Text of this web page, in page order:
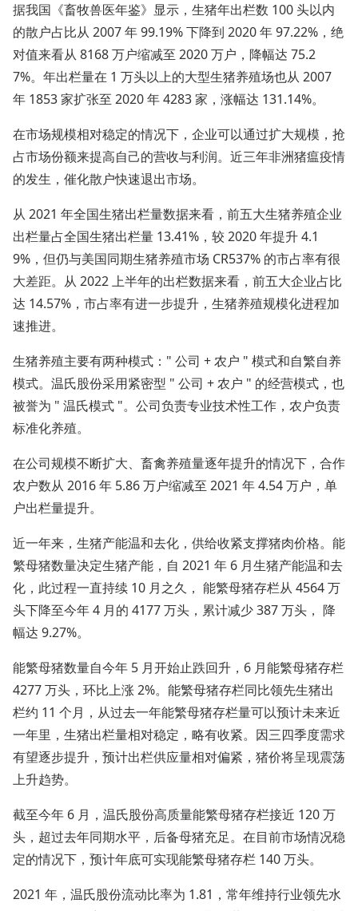
据我国《畜牧兽医年鉴》显示，生猪年出栏数 100 头以内
的散户占比从 2007 年 99.19% 下降到 2020 年 97.22%，绝
对值来看从 8168 万户缩减至 2020 万户，降幅达 75.2
7%。年出栏量在 1 万头以上的大型生猪养殖场也从 2007
年 1853 家扩张至 2020 年 4283 家，涨幅达 131.14%。
在市场规模相对稳定的情况下，企业可以通过扩大规模，抢
占市场份额来提高自己的营收与利润。近三年非洲猪瘟疫情
的发生，催化散户快速退出市场。
从 2021 年全国生猪出栏量数据来看，前五大生猪养殖企业
出栏量占全国生猪出栏量 13.41%，较 2020 年提升 4.1
9%，但仍与美国同期生猪养殖市场 CR537% 的市占率有很
大差距。从 2022 上半年的出栏数据来看，前五大企业占比
达 14.57%，市占率有进一步提升，生猪养殖规模化进程加
速推进。
生猪养殖主要有两种模式：" 公司 + 农户 " 模式和自繁自养
模式。温氏股份采用紧密型 " 公司 + 农户 " 的经营模式，也
被誉为 " 温氏模式 "。公司负责专业技术性工作，农户负责
标准化养殖。
在公司规模不断扩大、畜禽养殖量逐年提升的情况下，合作
农户数从 2016 年 5.86 万户缩减至 2021 年 4.54 万户，单
户出栏量提升。
近一年来，生猪产能温和去化，供给收紧支撑猪肉价格。能
繁母猪数量决定生猪产能，自 2021 年 6 月生猪产能温和去
化，此过程一直持续 10 月之久， 能繁母猪存栏从 4564 万
头下降至今年 4 月的 4177 万头，累计减少 387 万头， 降
幅达 9.27%。
能繁母猪数量自今年 5 月开始止跌回升，6 月能繁母猪存栏
4277 万头，环比上涨 2%。能繁母猪存栏同比领先生猪出
栏约 11 个月，从过去一年能繁母猪存栏量可以预计未来近
一年里，生猪出栏量相对稳定，略有收紧。因三四季度需求
有望逐步提升，预计出栏供应量相对偏紧，猪价将呈现震荡
上升趋势。
截至今年 6 月，温氏股份高质量能繁母猪存栏接近 120 万
头，超过去年同期水平，后备母猪充足。在目前市场情况稳
定的情况下，预计年底可实现能繁母猪存栏 140 万头。
2021 年，温氏股份流动比率为 1.81，常年维持行业领先水